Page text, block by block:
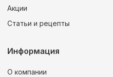
Акции
Статьи и рецепты
Информация
О компании